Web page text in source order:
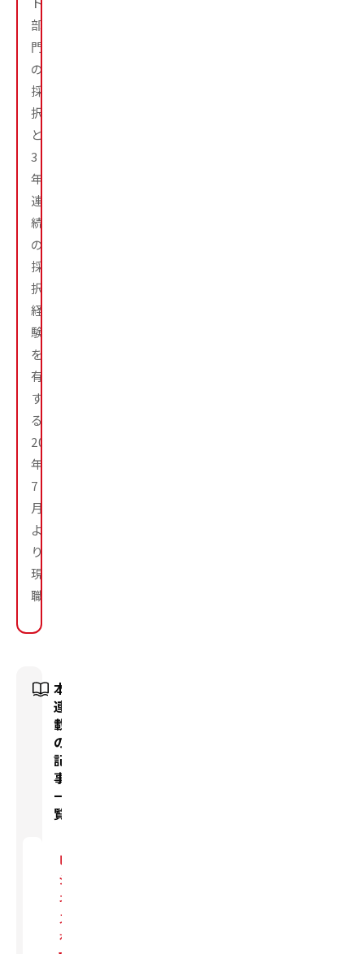
部
門
の
採
択
と
3
年
連
続
の
採
択
経
験
を
有
す
る。
2025
年
7
月
よ
り
現
職。
本
連
載
の
記
事
一
覧
ビ
ジ
ネ
ス
を